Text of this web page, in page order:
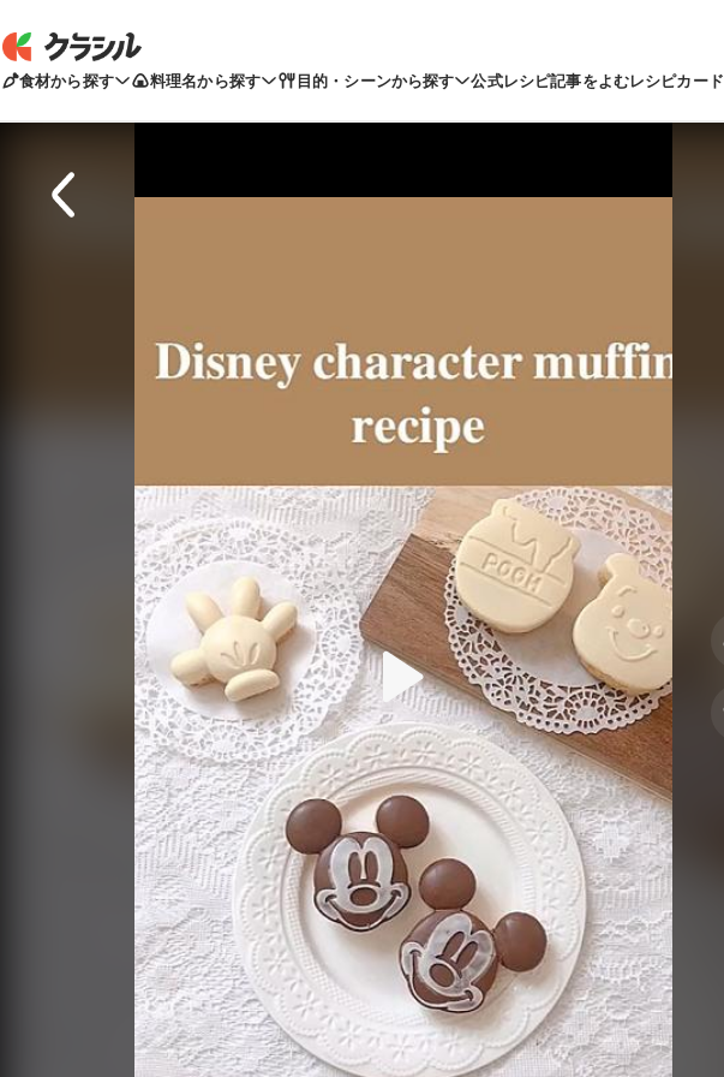
食材から探す 料理名から探す 目的・シーンから探す 公式レシピ記事をよむレシピカード